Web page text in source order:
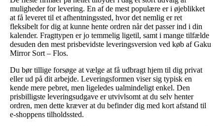
muligheder for levering. En af de mest populære er i øjeblikket
at få leveret til et afhentningssted, hvor det nemlig er ret
fleksibelt for dig at kunne hente ordren når det passer ind i din
kalender. Fragttypen er jo temmelig ligetil, samt i mange tilfælde
desuden den mest prisbevidste leveringsversion ved køb af Gaku
Mirror Sort – Flos.
Du bør tillige forsøge at vælge at få udbragt hjem til dig privat
eller ud på dit arbejde. Leveringsformen viser sig typisk en
kende mere pebret, men ligeledes ualmindeligt enkel. Den
prisbilligste leveringsudgave er utvivlsomt at du selv henter
ordren, men dette kræver at du befinder dig med kort afstand til
e-shoppens tilholdssted.